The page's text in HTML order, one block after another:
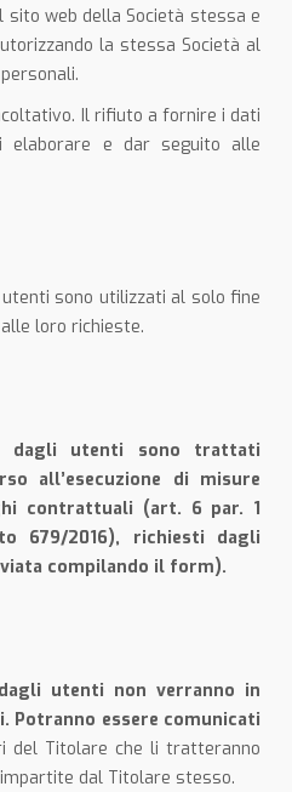
web della Società stessa e
la stessa Società al
Il rifiuto a fornire i dati
elaborare e dar seguito alle
sono utilizzati al solo fine
loro richieste.
dagli utenti sono trattati
all’esecuzione di misure
contrattuali (art. 6 par. 1
679/2016), richiesti dagli
compilando il form).
utenti non verranno in
Potranno essere comunicati
del Titolare che li tratteranno
dal Titolare stesso.